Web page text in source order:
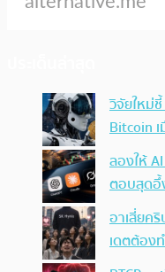
วิจัยใหม่
Bitcoin
ลองให้
ตอบสุดอึ้
อาเสี่ยค
เดตต้อง